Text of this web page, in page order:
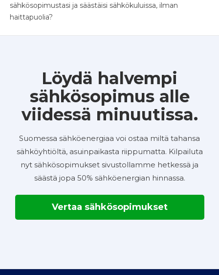
sähkösopimustasi ja säästäisi sähkökuluissa, ilman
haittapuolia?
Löydä halvempi
sähkösopimus alle
viidessä minuutissa.
Suomessa sähköenergiaa voi ostaa miltä tahansa
sähköyhtiöltä, asuinpaikasta riippumatta. Kilpailuta
nyt sähkösopimukset sivustollamme hetkessä ja
säästä jopa 50% sähköenergian hinnassa.
Vertaa sähkösopimukset